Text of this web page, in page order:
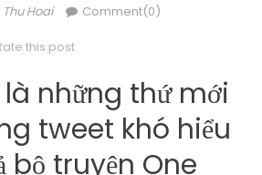
Author
Thu Hoai Comment(0)
this post
những thứ mới
tweet khó hiểu
bộ truyện One